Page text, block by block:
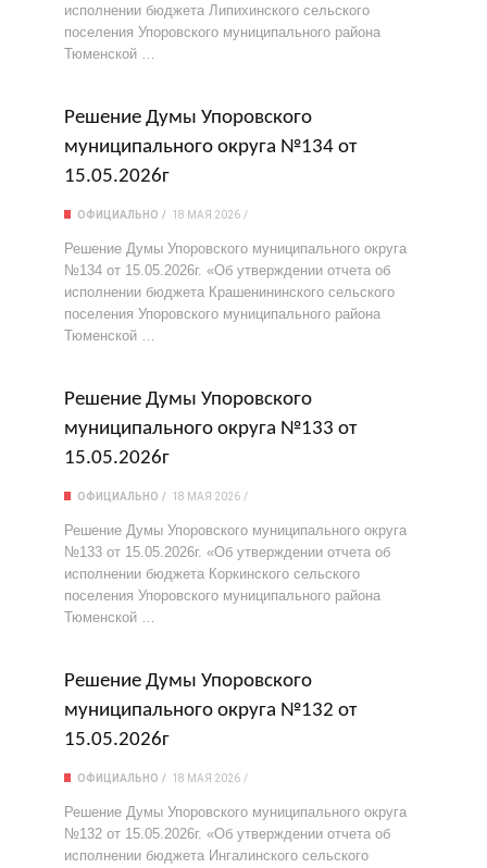
исполнении бюджета Липихинского сельского
поселения Упоровского муниципального района
Тюменской …
Решение Думы Упоровского
муниципального округа №134 от
15.05.2026г
ОФИЦИАЛЬНО 18 МАЯ 2026
Решение Думы Упоровского муниципального округа
№134 от 15.05.2026г. «Об утверждении отчета об
исполнении бюджета Крашенининского сельского
поселения Упоровского муниципального района
Тюменской …
Решение Думы Упоровского
муниципального округа №133 от
15.05.2026г
ОФИЦИАЛЬНО 18 МАЯ 2026
Решение Думы Упоровского муниципального округа
№133 от 15.05.2026г. «Об утверждении отчета об
исполнении бюджета Коркинского сельского
поселения Упоровского муниципального района
Тюменской …
Решение Думы Упоровского
муниципального округа №132 от
15.05.2026г
ОФИЦИАЛЬНО 18 МАЯ 2026
Решение Думы Упоровского муниципального округа
№132 от 15.05.2026г. «Об утверждении отчета об
исполнении бюджета Ингалинского сельского